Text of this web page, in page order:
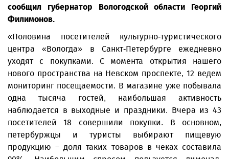
сообщил губернатор Вологодской области Георгий
Филимонов.
«Половина посетителей культурно-туристического
центра «Вологда» в Санкт-Петербурге ежедневно
уходят с покупками. С момента открытия нашего
нового пространства на Невском проспекте, 12 ведем
мониторинг посещаемости. В магазине уже побывала
одна тысяча гостей, наибольшая активность
наблюдается в выходные и праздники. Вчера из 43
посетителей 18 совершили покупки. В основном,
петербуржцы и туристы выбирают пищевую
продукцию – доля таких товаров в чеках составила